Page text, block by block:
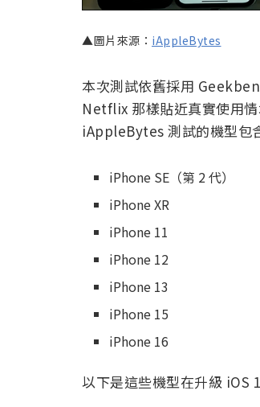
▲圖片來源： iAppleBytes
本次測試依舊採用
Netflix 那樣貼近真實使用
iAppleBytes 測試的機型包
iPhone SE（第 2 代）
iPhone XR
iPhone 11
iPhone 12
iPhone 13
iPhone 15
iPhone 16
以下是這些機型在升級 iOS